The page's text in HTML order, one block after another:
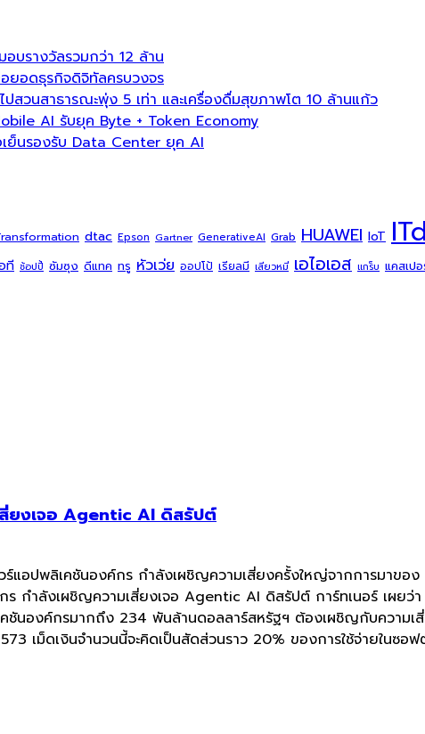
บรางวัลรวมกว่า 12 ล้าน
ยอดธุรกิจดิจิทัลครบวงจร
สวนสาธารณะพุ่ง 5 เท่า และเครื่องดื่มสุขภาพโต 10 ล้านแก้ว
AI รับยุค Byte + Token Economy
เย็นรองรับ Data Center ยุค AI
dtac Epson Gartner GenerativeAI Grab HUAWEI IoT
ที ช้อปปี้ ซัมซุง ดีแทค ทรู หัวเว่ย ออปโป้ เรียลมี เสียวหมี่ เอไอเอส แกร็บ แคสเป
ยงเจอ Agentic AI ดิสรัปต์
อปพลิเคชันองค์กร กำลังเผชิญความเสี่ยงครั้งใหญ่จากการมาขอ
กำลังเผชิญความเสี่ยงเจอ Agentic AI ดิสรัปต์ การ์ทเนอร์ เผยว่
ชันองค์กรมากถึง 234 พันล้านดอลลาร์สหรัฐฯ ต้องเผชิญกับความเ
เม็ดเงินจำนวนนี้จะคิดเป็นสัดส่วนราว 20% ของการใช้จ่ายในซอฟ